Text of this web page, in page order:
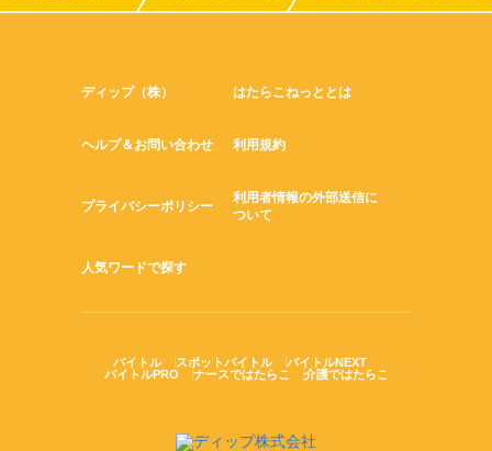
ディップ（株） はたらこねっととは
ヘルプ＆お問い合わせ 利用規約
プライバシーポリシー
利用者情報の外部送信に
ついて
人気ワードで探す
バイトル スポットバイトル
バイトルNEXT
バイトルPRO
ナースではたらこ 介護ではたらこ